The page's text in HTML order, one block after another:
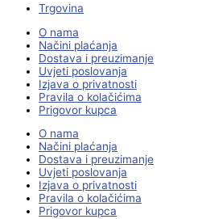
Trgovina
O nama
Načini plaćanja
Dostava i preuzimanje
Uvjeti poslovanja
Izjava o privatnosti
Pravila o kolačićima
Prigovor kupca
O nama
Načini plaćanja
Dostava i preuzimanje
Uvjeti poslovanja
Izjava o privatnosti
Pravila o kolačićima
Prigovor kupca